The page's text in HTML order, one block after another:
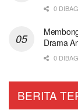
0
Drama
0
BERITA